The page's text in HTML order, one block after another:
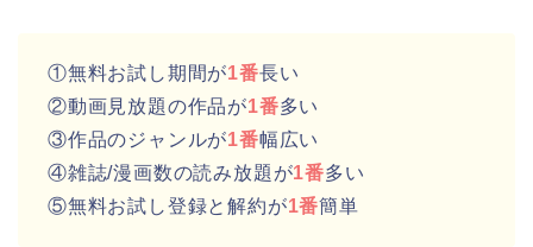
①無料お試し期間が1番長い
②動画見放題の作品が1番多い
③作品のジャンルが1番幅広い
④雑誌/漫画数の読み放題が1番多い
⑤無料お試し登録と解約が1番簡単